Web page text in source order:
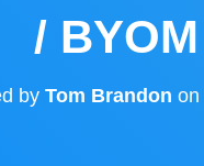
/ BYOM
by Tom Brandon on